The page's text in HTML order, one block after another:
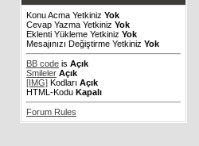
Konu Acma Yetkiniz Yok
Cevap Yazma Yetkiniz Yok
Eklenti Yükleme Yetkiniz Yok
Mesajınızı Değiştirme Yetkiniz Yok
BB code is Açık
Smileler Açık
[IMG] Kodları Açık
HTML-Kodu Kapalı
Forum Rules